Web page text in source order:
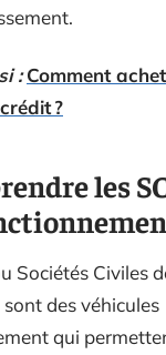
: Comment
?
les
Sociétés Civiles
des véhicules
qui